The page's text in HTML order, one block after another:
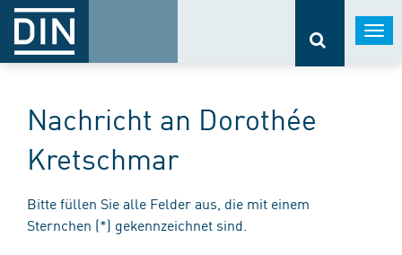
Nachricht an Dorothée
Kretschmar
Bitte füllen Sie alle Felder aus, die mit einem
Sternchen (*) gekennzeichnet sind.